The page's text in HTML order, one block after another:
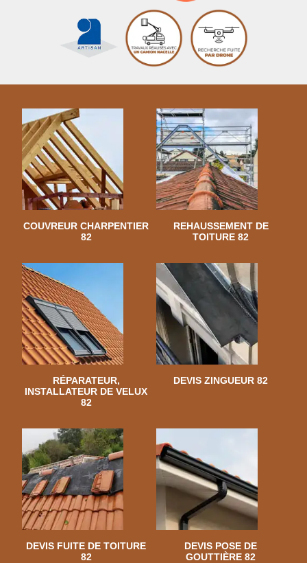
COUVREUR CHARPENTIER
82
REHAUSSEMENT DE
TOITURE 82
RÉPARATEUR,
INSTALLATEUR DE VELUX
82
DEVIS ZINGUEUR 82
DEVIS FUITE DE TOITURE
82
DEVIS POSE DE
GOUTTIÈRE 82